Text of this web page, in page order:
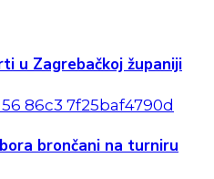
u Zagrebačkoj županiji
brončani na turniru